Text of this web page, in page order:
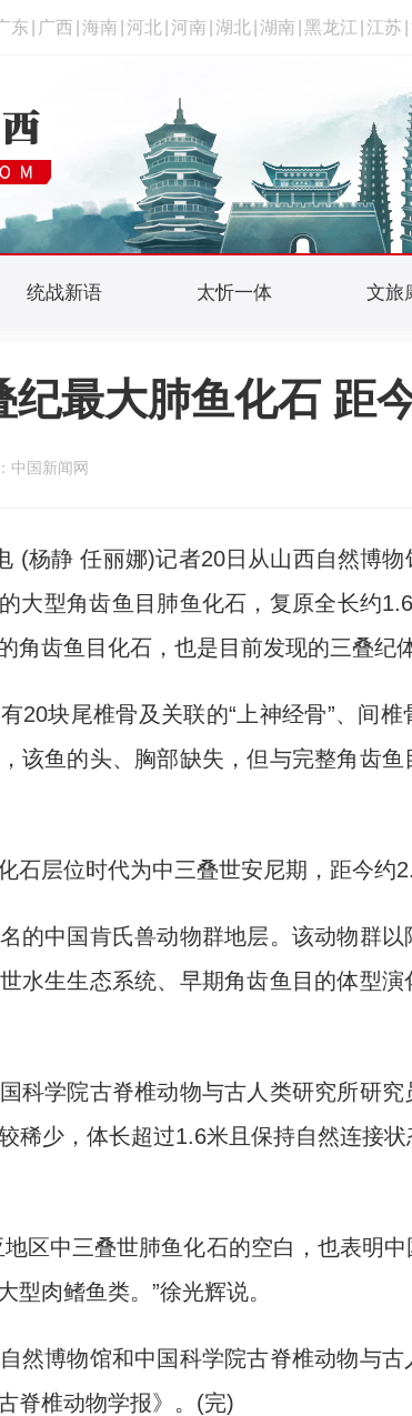
东 广西 海南 河北 河南 湖北 湖南 黑龙江 江苏
统战新语 太忻一体 文旅
纪最大肺鱼化石 距
中国新闻网
静 任丽娜)记者20日从山西自然博物
大型角齿鱼目肺鱼化石，复原全长约
角齿鱼目化石，也是目前发现的三叠纪
块尾椎骨及关联的“上神经骨”、间椎
该鱼的头、胸部缺失，但与完整角齿
层位时代为中三叠世安尼期，距今约
中国肯氏兽动物群地层。该动物群以
水生生态系统、早期角齿鱼目的体型
学院古脊椎动物与古人类研究所研究
稀少，体长超过1.6米且保持自然连接
中三叠世肺鱼化石的空白，也表明中
型肉鳍鱼类。”徐光辉说。
博物馆和中国科学院古脊椎动物与古
脊椎动物学报》。(完)